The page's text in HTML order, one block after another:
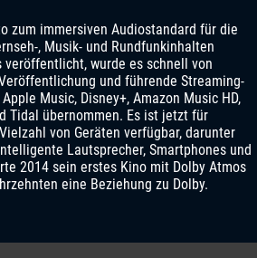
zum immersiven Audiostandard für die
, Musik- und Rundfunkinhalten
veröffentlicht, wurde es schnell von
und führende Streaming-
Music, Disney+, Amazon Music HD,
Tidal übernommen. Es ist jetzt für
von Geräten verfügbar, darunter
Lautsprecher, Smartphones und
2014 sein erstes Kino mit Dolby Atmos
eine Beziehung zu Dolby.